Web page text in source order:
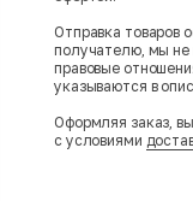
Отправка товаров
получателю, мы не
правовые
указываются в
Оформляя заказ,
с условиями